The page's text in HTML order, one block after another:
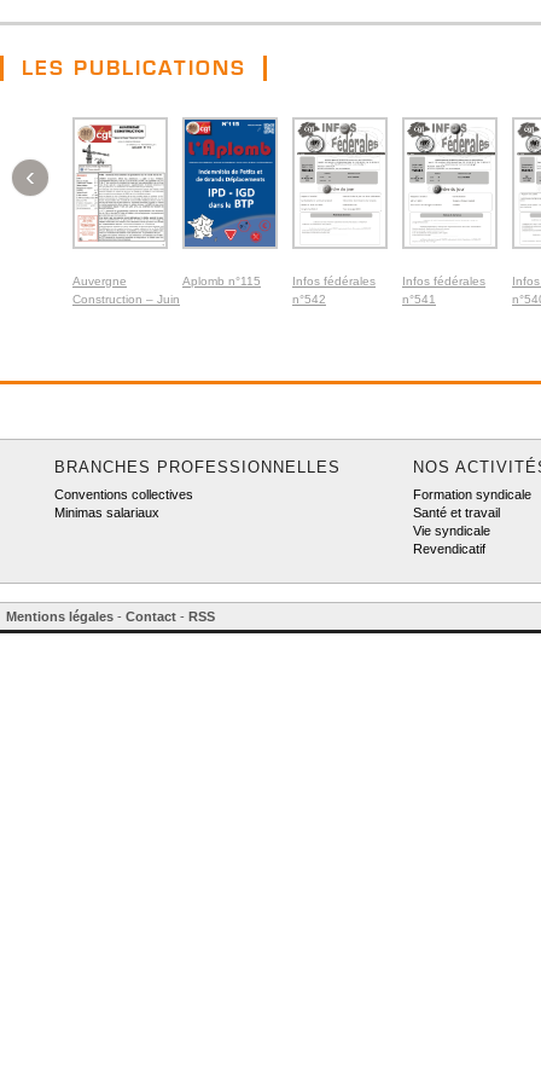
LES PUBLICATIONS
Auvergne
Construction – Juin
Aplomb n°115
Infos fédérales
n°542
Infos fédérales
n°541
‹
BRANCHES PROFESSIONNELLES
Conventions collectives
Minimas salariaux
NOS
Formation syndicale
Santé et travail
Vie syndicale
Revendicatif
Mentions légales - Contact - RSS